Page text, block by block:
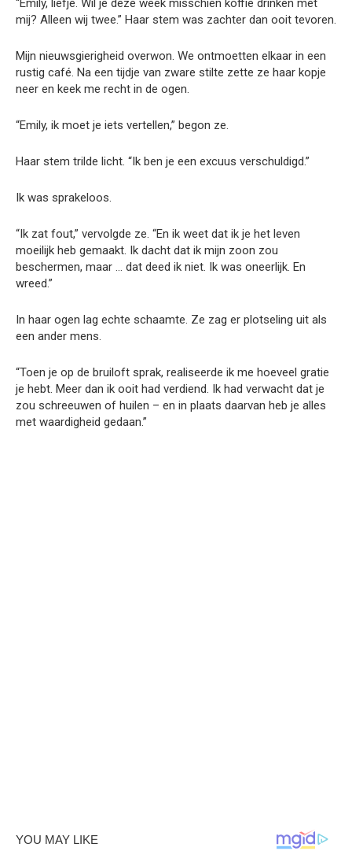
“Emily, liefje. Wil je deze week misschien koffie drinken met
mij? Alleen wij twee.” Haar stem was zachter dan ooit tevoren.
Mijn nieuwsgierigheid overwon. We ontmoetten elkaar in een
rustig café. Na een tijdje van zware stilte zette ze haar kopje
neer en keek me recht in de ogen.
“Emily, ik moet je iets vertellen,” begon ze.
Haar stem trilde licht. “Ik ben je een excuus verschuldigd.”
Ik was sprakeloos.
“Ik zat fout,” vervolgde ze. “En ik weet dat ik je het leven
moeilijk heb gemaakt. Ik dacht dat ik mijn zoon zou
beschermen, maar … dat deed ik niet. Ik was oneerlijk. En
wreed.”
In haar ogen lag echte schaamte. Ze zag er plotseling uit als
een ander mens.
“Toen je op de bruiloft sprak, realiseerde ik me hoeveel gratie
je hebt. Meer dan ik ooit had verdiend. Ik had verwacht dat je
zou schreeuwen of huilen – en in plaats daarvan heb je alles
met waardigheid gedaan.”